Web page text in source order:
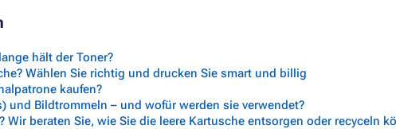
hält der Toner?
Wählen Sie richtig und drucken Sie smart und billig
kaufen?
und Bildtrommeln – und wofür werden sie verwendet?
beraten Sie, wie Sie die leere Kartusche entsorgen oder recyceln